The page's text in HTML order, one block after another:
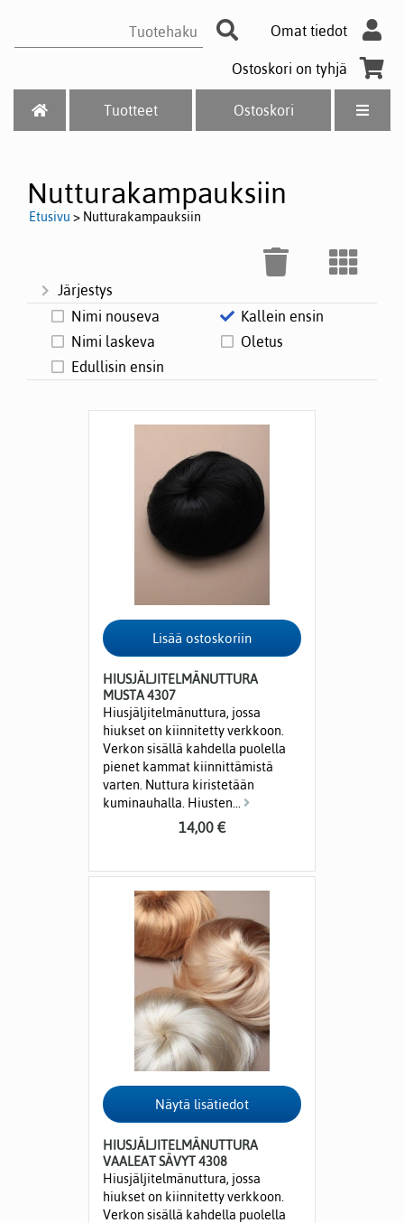
Omat tiedot
Ostoskori on tyhjä
Tuotteet Ostoskori
Nutturakampauksiin
Etusivu > Nutturakampauksiin
Järjestys
Nimi nouseva
Nimi laskeva
Edullisin ensin
Kallein ensin
Oletus
HIUSJÄLJITELMÄNUTTURA
MUSTA 4307
Hiusjäljitelmänuttura, jossa
hiukset on kiinnitetty verkkoon.
Verkon sisällä kahdella puolella
pienet kammat kiinnittämistä
varten. Nuttura kiristetään
kuminauhalla. Hiusten...
14,00 €
HIUSJÄLJITELMÄNUTTURA
VAALEAT SÄVYT 4308
Hiusjäljitelmänuttura, jossa
hiukset on kiinnitetty verkkoon.
Verkon sisällä kahdella puolella